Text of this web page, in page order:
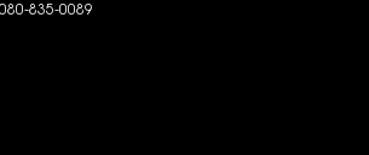
835-0089